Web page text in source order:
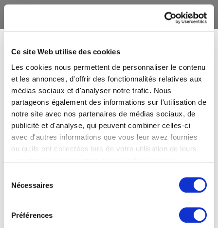
Ce site Web utilise des cookies
Les cookies nous permettent de personnaliser le contenu
et les annonces, d'offrir des fonctionnalités relatives aux
médias sociaux et d'analyser notre trafic. Nous
partageons également des informations sur l'utilisation de
notre site avec nos partenaires de médias sociaux, de
publicité et d'analyse, qui peuvent combiner celles-ci
avec d'autres informations que vous leur avez fournies
ou qu'ils ont collectées lors de votre utilisation de leurs
Nécessaires
Préférences